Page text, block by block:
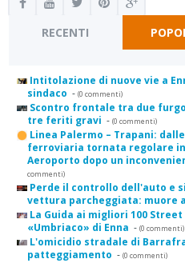
RECENTI
Intitolazione di nuove vie a
sindaco - (0 commenti)
Scontro frontale tra due
tre feriti gravi - (0 commenti)
Linea Palermo – Trapani:
ferroviaria tornata regolare
Aeroporto dopo un
commenti)
Perde il controllo dell'auto e
vettura parcheggiata: muore
La Guida ai migliori 100
«Umbriaco» di Enna - (0 commenti)
L'omicidio stradale di
patteggiamento - (0 commenti)